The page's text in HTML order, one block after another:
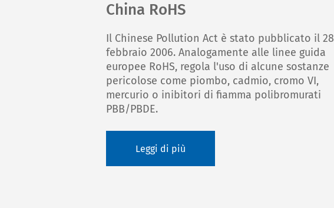
China RoHS
Il Chinese Pollution Act è stato pubblicato il 28
febbraio 2006. Analogamente alle linee guida
europee RoHS, regola l'uso di alcune sostanze
pericolose come piombo, cadmio, cromo VI,
mercurio o inibitori di fiamma polibromurati
PBB/PBDE.
Leggi di più